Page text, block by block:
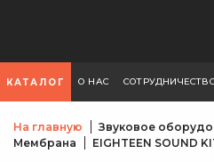
КАТАЛОГ О НАС
На главную Звуковое
Мембрана
EIGHTEEN SOUND